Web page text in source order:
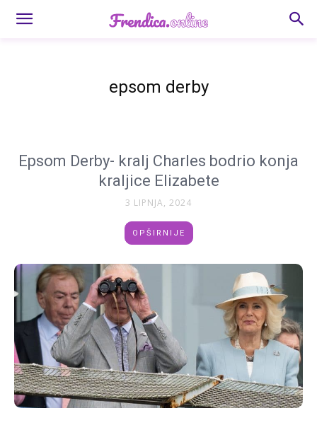
epsom derby
Epsom Derby- kralj Charles bodrio konja
kraljice Elizabete
3 LIPNJA, 2024
OPŠIRNIJE